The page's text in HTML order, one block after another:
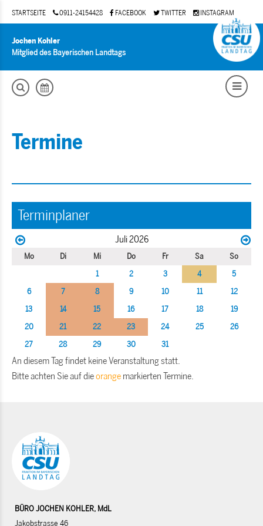
STARTSEITE 0911-24154428 FACEBOOK TWITTER INSTAGRAM
Jochen Kohler
Mitglied des Bayerischen Landtags
Termine
Terminplaner
Juli 2026
Mo Di Mi Do Fr Sa
So
1
2 3 4
5
6
7 8 9 10 11
12
13
14 15 16 17 18
19
20
21 22 23 24 25
26
27
28 29 30 31
An diesem Tag findet keine Veranstaltung statt.
Bitte achten Sie auf dieorange markierten Termine.
BÜRO JOCHEN KOHLER, MdL
Jakobstrasse 46